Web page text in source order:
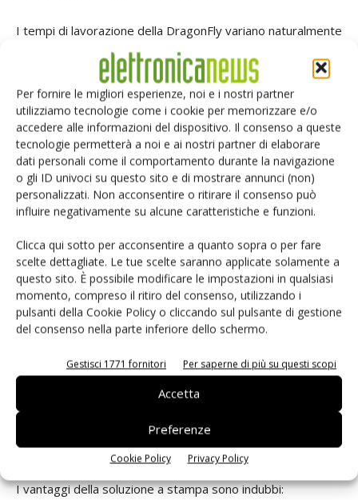
Per fornire le migliori esperienze, noi e i nostri partner
utilizziamo tecnologie come i cookie per memorizzare e/o
accedere alle informazioni del dispositivo. Il consenso a queste
tecnologie permetterà a noi e ai nostri partner di elaborare
dati personali come il comportamento durante la navigazione
o gli ID univoci su questo sito e di mostrare annunci (non)
personalizzati. Non acconsentire o ritirare il consenso può
influire negativamente su alcune caratteristiche e funzioni.
Clicca qui sotto per acconsentire a quanto sopra o per fare
scelte dettagliate. Le tue scelte saranno applicate solamente a
questo sito. È possibile modificare le impostazioni in qualsiasi
momento, compreso il ritiro del consenso, utilizzando i
pulsanti della Cookie Policy o cliccando sul pulsante di gestione
del consenso nella parte inferiore dello schermo.
Gestisci 1771 fornitori Per saperne di più su questi scopi
Accetta
Preferenze
Cookie Policy Privacy Policy
I tempi di lavorazione della DragonFly variano naturalmente
a seconda delle dimensioni del progetto, così come
Valentin Storz Zif Cohen
, responsabile
delle attività d’ingegneria di Nano Dimension, ovvero dal
numero delle passate e i tempi di produzione –
soprattutto per le campionature e i prototipi – dimostrano
vantaggi molto interessanti rispetto alle tradizionali
commesse.
L'interesse per la DragonFly presentata al Cadlog Technology Day di Milano è stato
fortissimo.
I vantaggi della soluzione a stampa sono indubbi: